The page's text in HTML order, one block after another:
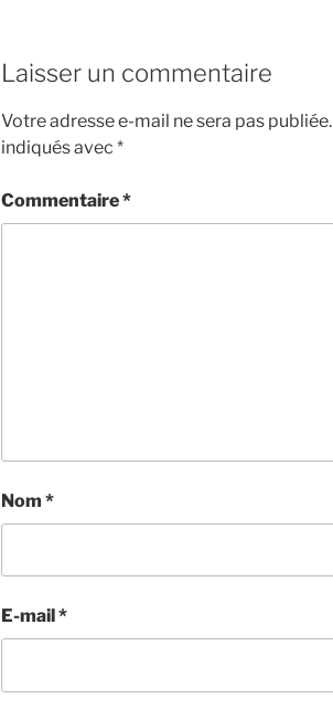
Laisser un commentaire
Votre adresse e-mail ne sera pas publiée.
indiqués avec *
Commentaire*
Nom *
E-mail *